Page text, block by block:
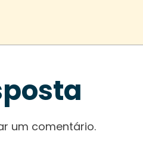
um comentário.